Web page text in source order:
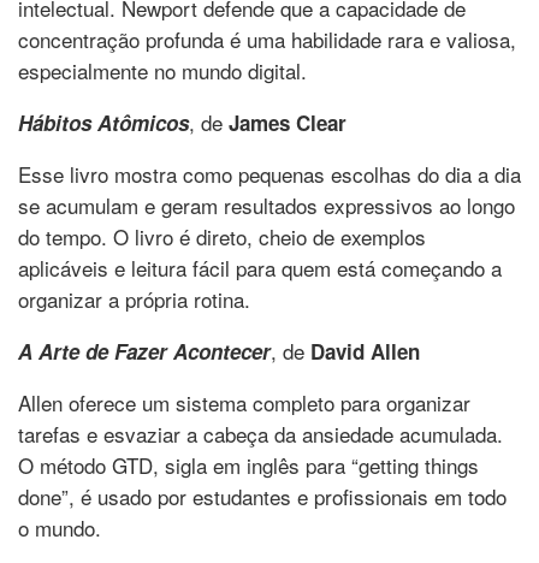
intelectual. Newport defende que a capacidade de
concentração profunda é uma habilidade rara e valiosa,
especialmente no mundo digital.
Hábitos Atômicos, de James Clear
Esse livro mostra como pequenas escolhas do dia a dia
se acumulam e geram resultados expressivos ao longo
do tempo. O livro é direto, cheio de exemplos
aplicáveis e leitura fácil para quem está começando a
organizar a própria rotina.
A Arte de Fazer Acontecer, de David Allen
Allen oferece um sistema completo para organizar
tarefas e esvaziar a cabeça da ansiedade acumulada.
O método GTD, sigla em inglês para “getting things
done”, é usado por estudantes e profissionais em todo
o mundo.